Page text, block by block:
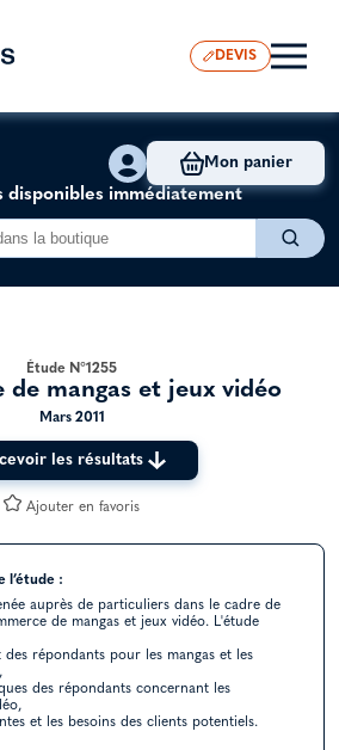
DEVIS
disponibles immédiatement
Mon panier
Étude N°1255
de mangas et jeux vidéo
Mars 2011
les résultats
Ajouter en favoris
l’étude :
auprès de particuliers dans le cadre de
de mangas et jeux vidéo. L'étude
répondants pour les mangas et les
des répondants concernant les
et les besoins des clients potentiels.